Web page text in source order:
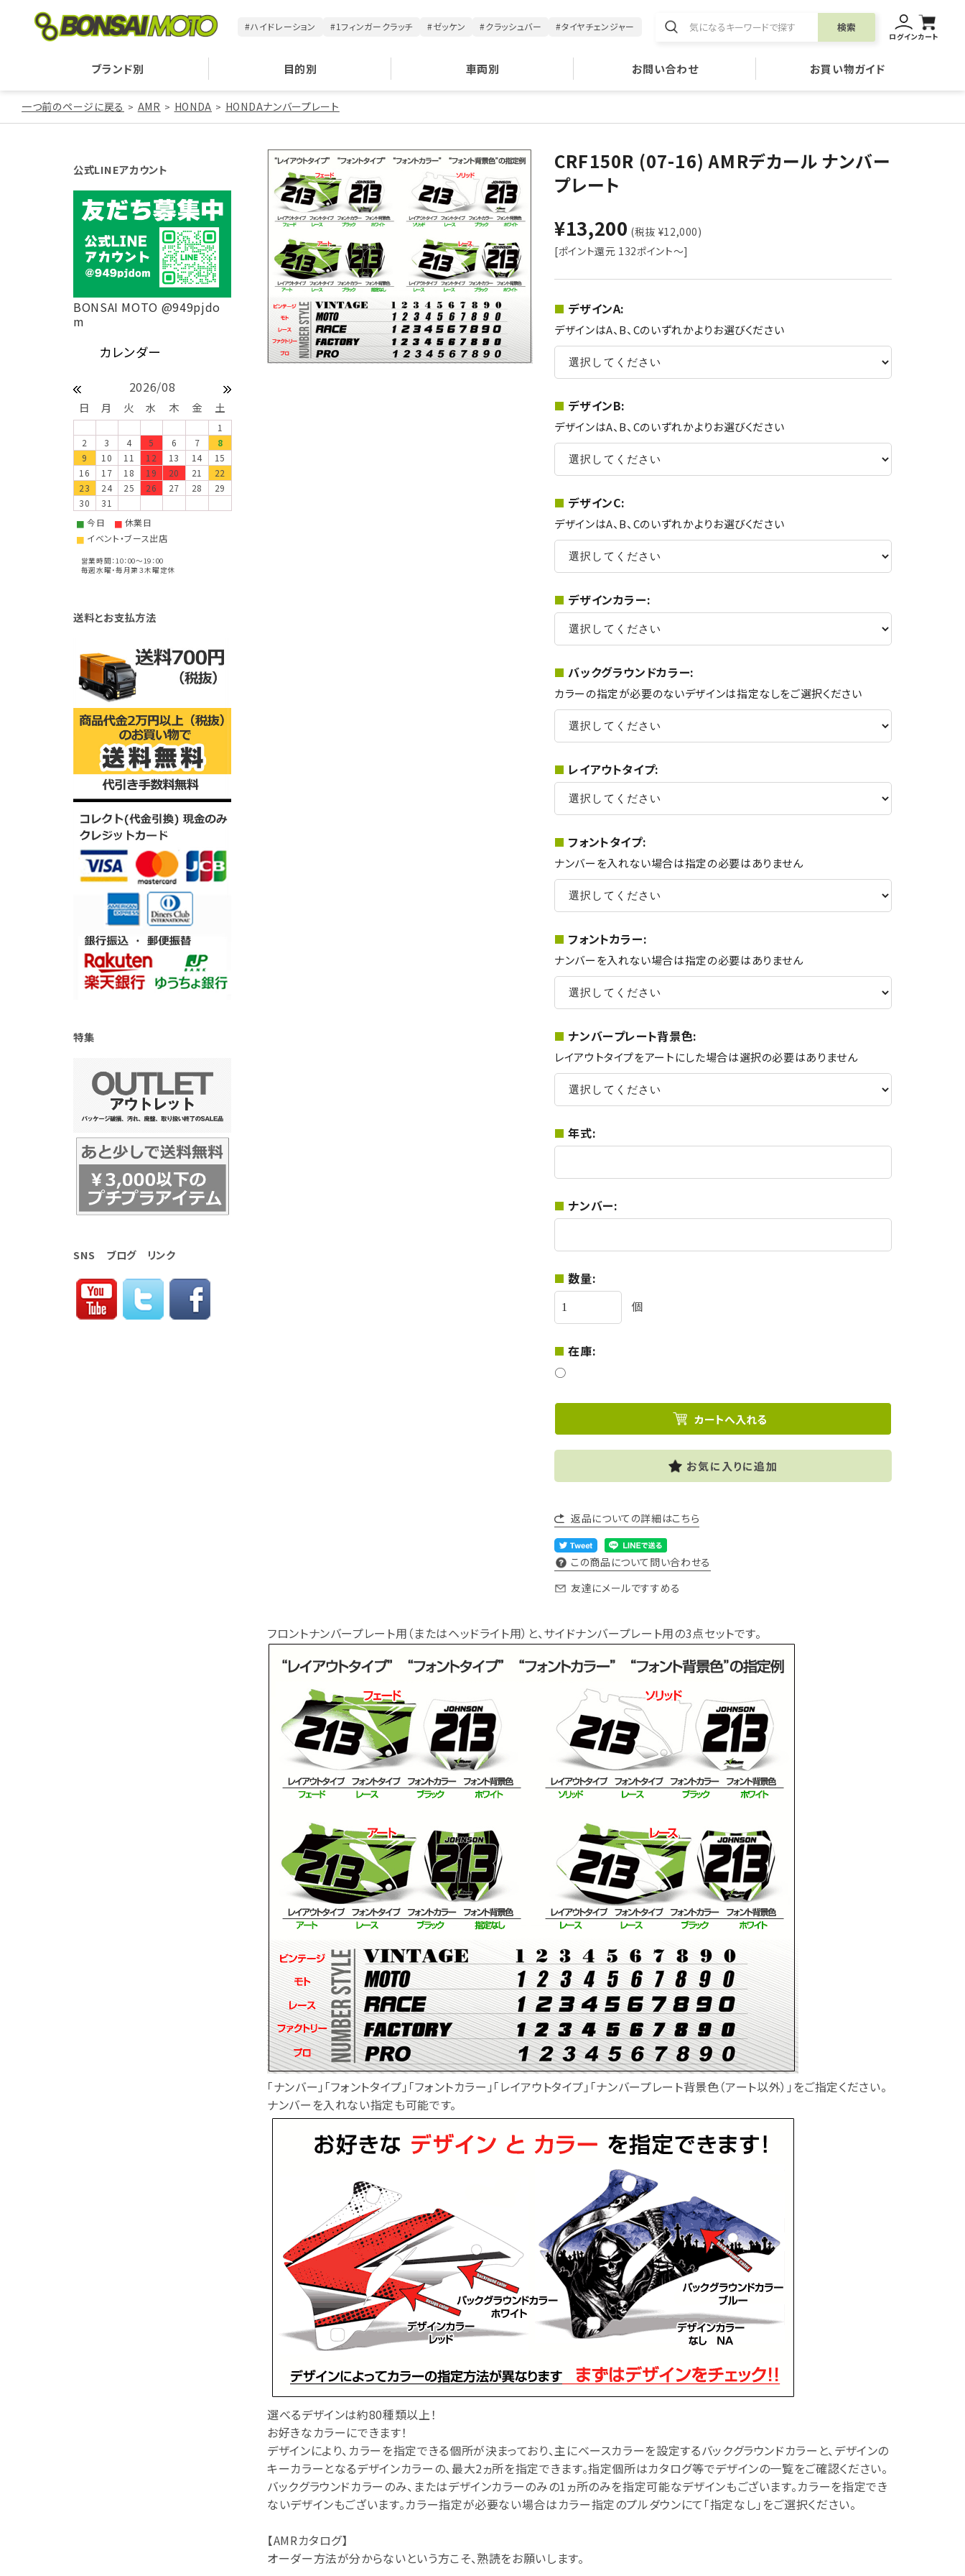
#ハイドレーション #1フィンガークラッチ #ゼッケン #クラッシュバー #タイヤチェンジャー 検索
ログインカート
ブランド別 目的別 車両別 お問い合わせ お買い物ガイド
一つ前のページに戻る AMR HONDA HONDAナンバープレート
CRF150R (07-16) AMRデカール ナンバー
プレート
¥13,200 (税抜 ¥12,000)
[ポイント還元 132ポイント～]
デザインA:
デザインはA、B、Cのいずれかよりお選びください
デザインB:
デザインはA、B、Cのいずれかよりお選びください
デザインC:
デザインはA、B、Cのいずれかよりお選びください
デザインカラー:
バックグラウンドカラー:
カラーの指定が必要のないデザインは指定なしをご選択ください
レイアウトタイプ:
フォントタイプ:
ナンバーを入れない場合は指定の必要はありません
フォントカラー:
ナンバーを入れない場合は指定の必要はありません
ナンバープレート背景色:
レイアウトタイプをアートにした場合は選択の必要はありません
年式:
ナンバー:
数量:
個
在庫:
○
お気に入りに追加
返品についての詳細はこちら
この商品について問い合わせる
友達にメールですすめる
フロントナンバープレート用（またはヘッドライト用）と、サイドナンバープレート用の3点セットです。
「ナンバー」「フォントタイプ」「フォントカラー」「レイアウトタイプ」「ナンバープレート背景色（アート以外）」をご指定ください。
ナンバーを入れない指定も可能です。
選べるデザインは約80種類以上！
お好きなカラーにできます！
デザインにより、カラーを指定できる個所が決まっており、主にベースカラーを設定するバックグラウンドカラーと、デザインの
キーカラーとなるデザインカラーの、最大2ヵ所を指定できます。指定個所はカタログ等でデザインの一覧をご確認ください。
バックグラウンドカラーのみ、またはデザインカラーのみの1ヵ所のみを指定可能なデザインもございます。カラーを指定でき
ないデザインもございます。カラー指定が必要ない場合はカラー指定のプルダウンにて「指定なし」をご選択ください。
【AMRカタログ】
オーダー方法が分からないという方こそ、熟読をお願いします。
公式LINEアカウント
BONSAI MOTO @949pjdo
m
2026/08
日 月 火 水 木 金 土
1
2
3 4 5 6 7
8
9
10 11 12 13 14
15
16
17 18 19 20 21
22
23
24 25 26 27 28
29
30
31
■ 今日 ■ 休業日
■ イベント・ブース出店
営業時間：10：00～19：00
毎週水曜・毎月第３木曜定休
送料とお支払方法
特集
SNS ブログ リンク